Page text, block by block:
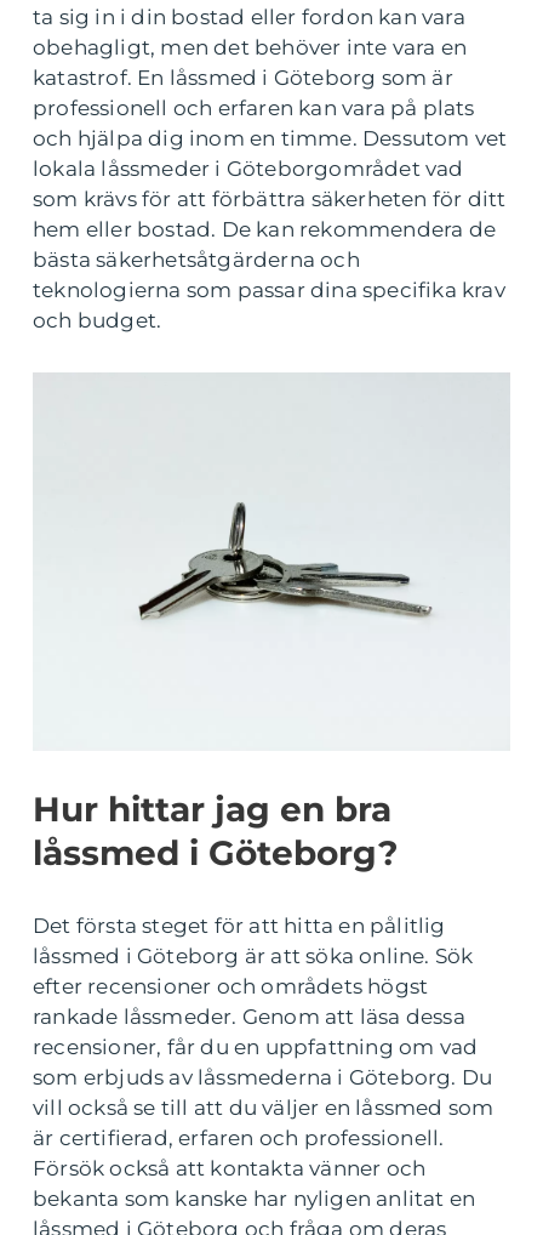
ta sig in i din bostad eller fordon kan vara
obehagligt, men det behöver inte vara en
katastrof. En låssmed i Göteborg som är
professionell och erfaren kan vara på plats
och hjälpa dig inom en timme. Dessutom vet
lokala låssmeder i Göteborgområdet vad
som krävs för att förbättra säkerheten för ditt
hem eller bostad. De kan rekommendera de
bästa säkerhetsåtgärderna och
teknologierna som passar dina specifika krav
och budget.
Hur hittar jag en bra
låssmed i Göteborg?
Det första steget för att hitta en pålitlig
låssmed i Göteborg är att söka online. Sök
efter recensioner och områdets högst
rankade låssmeder. Genom att läsa dessa
recensioner, får du en uppfattning om vad
som erbjuds av låssmederna i Göteborg. Du
vill också se till att du väljer en låssmed som
är certifierad, erfaren och professionell.
Försök också att kontakta vänner och
bekanta som kanske har nyligen anlitat en
låssmed i Göteborg och fråga om deras